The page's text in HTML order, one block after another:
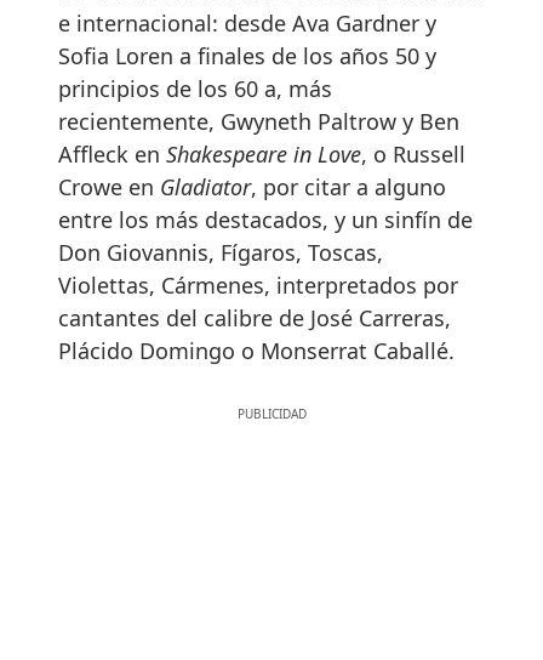
e internacional: desde Ava Gardner y
Sofia Loren a finales de los años 50 y
principios de los 60 a, más
recientemente, Gwyneth Paltrow y Ben
Affleck en Shakespeare in Love, o Russell
Crowe en Gladiator, por citar a alguno
entre los más destacados, y un sinfín de
Don Giovannis, Fígaros, Toscas,
Violettas, Cármenes, interpretados por
cantantes del calibre de José Carreras,
Plácido Domingo o Monserrat Caballé.